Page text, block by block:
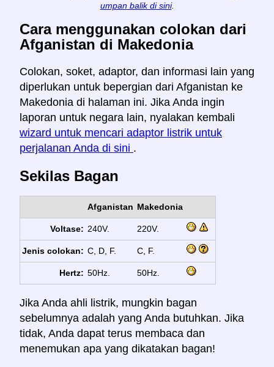
umpan balik di sini.
Cara menggunakan colokan dari
Afganistan di Makedonia
Colokan, soket, adaptor, dan informasi lain yang
diperlukan untuk bepergian dari Afganistan ke
Makedonia di halaman ini. Jika Anda ingin
laporan untuk negara lain, nyalakan kembali
wizard untuk mencari adaptor listrik untuk
perjalanan Anda di sini .
Sekilas Bagan
Afganistan Makedonia
Voltase: 240V. 220V.
Jenis colokan: C, D, F. C, F.
Hertz: 50Hz. 50Hz.
Jika Anda ahli listrik, mungkin bagan
sebelumnya adalah yang Anda butuhkan. Jika
tidak, Anda dapat terus membaca dan
menemukan apa yang dikatakan bagan!